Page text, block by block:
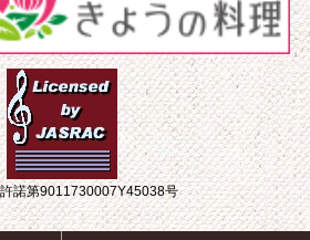
諾第9011730007Y45038号